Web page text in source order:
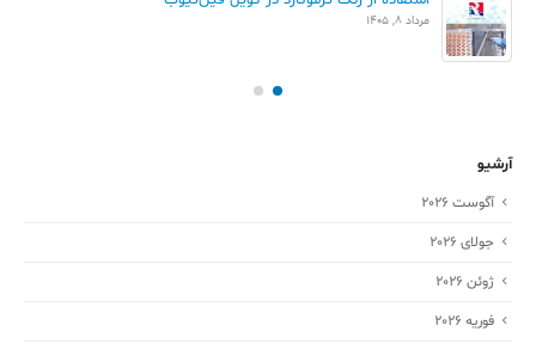
مرداد 8, 1405
آرشیو
آگوست 2026
جولای 2026
ژوئن 2026
فوریه 2026